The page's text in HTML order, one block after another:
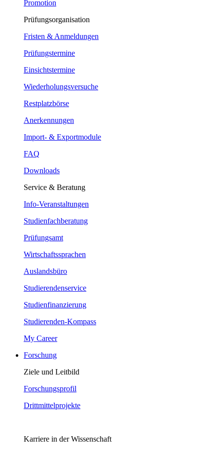
Promotion
Prüfungsorganisation
Fristen & Anmeldungen
Prüfungstermine
Einsichtstermine
Wiederholungsversuche
Restplatzbörse
Anerkennungen
Import- & Exportmodule
FAQ
Downloads
Service & Beratung
Info-Veranstaltungen
Studienfachberatung
Prüfungsamt
Wirtschaftssprachen
Auslandsbüro
Studierendenservice
Studienfinanzierung
Studierenden-Kompass
My Career
Forschung
Ziele und Leitbild
Forschungsprofil
Drittmittelprojekte
Karriere in der Wissenschaft